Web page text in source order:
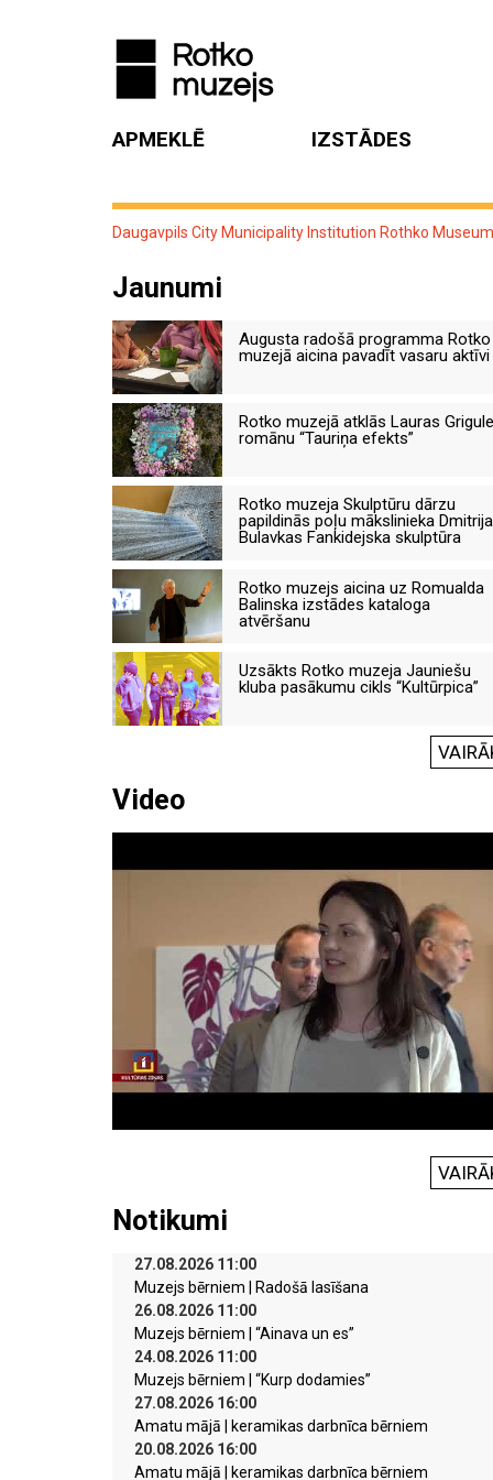
APMEKLĒ IZSTĀDES
Daugavpils City Municipality Institution Rothko Museum
Jaunumi
Augusta radošā programma Rotko
muzejā aicina pavadīt vasaru aktīvi
Rotko muzejā atklās Lauras
romānu “Tauriņa efekts”
Rotko muzeja Skulptūru dārzu
papildinās poļu mākslinieka Dmitrija
Bulavkas Fankidejska skulptūra
Rotko muzejs aicina uz Romualda
Balinska izstādes kataloga
atvēršanu
Uzsākts Rotko muzeja Jauniešu
kluba pasākumu cikls “Kultūrpica”
Video
Notikumi
27.08.2026 11:00
Muzejs bērniem | Radošā lasīšana
26.08.2026 11:00
Muzejs bērniem | “Ainava un es”
24.08.2026 11:00
Muzejs bērniem | “Kurp dodamies”
27.08.2026 16:00
Amatu mājā | keramikas darbnīca bērniem
20.08.2026 16:00
Amatu mājā | keramikas darbnīca bērniem